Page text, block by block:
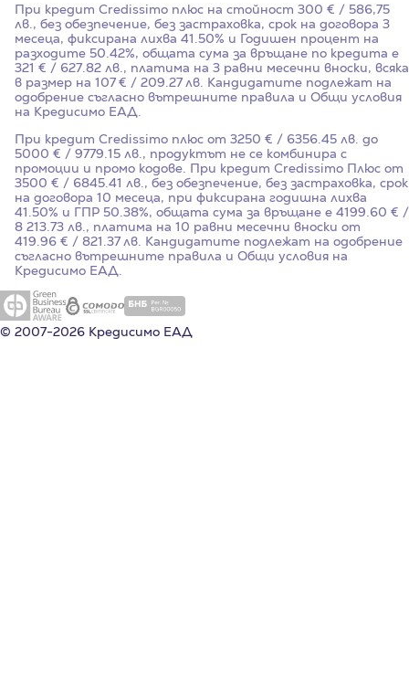
При кредит Credissimo плюс на стойност 300 € / 586,75
лв., без обезпечение, без застраховка, срок на договора 3
месеца, фиксирана лихва 41.50% и Годишен процент на
разходите 50.42%, общата сума за връщане по кредита е
321 € / 627.82 лв., платима на 3 равни месечни вноски, всяка
в размер на 107 € / 209.27 лв. Кандидатите подлежат на
одобрение съгласно вътрешните правила и Общи условия
на Кредисимо ЕАД.
При кредит Credissimo плюс от 3250 € / 6356.45 лв. до
5000 € / 9779.15 лв., продуктът не се комбинира с
промоции и промо кодове. При кредит Credissimo Плюс от
3500 € / 6845.41 лв., без обезпечение, без застраховка, срок
на договора 10 месеца, при фиксирана годишна лихва
41.50% и ГПР 50.38%, общата сума за връщане е 4199.60 € /
8 213.73 лв., платима на 10 равни месечни вноски от
419.96 € / 821.37 лв. Кандидатите подлежат на одобрение
съгласно вътрешните правила и Общи условия на
Кредисимо ЕАД.
© 2007-2026 Кредисимо ЕАД